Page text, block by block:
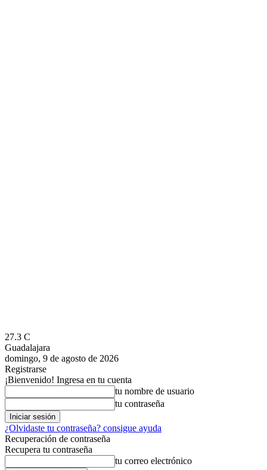
27.3 C
Guadalajara
domingo, 9 de agosto de 2026
Registrarse
¡Bienvenido! Ingresa en tu cuenta
tu nombre de usuario
tu contraseña
¿Olvidaste tu contraseña? consigue ayuda
Recuperación de contraseña
Recupera tu contraseña
tu correo electrónico